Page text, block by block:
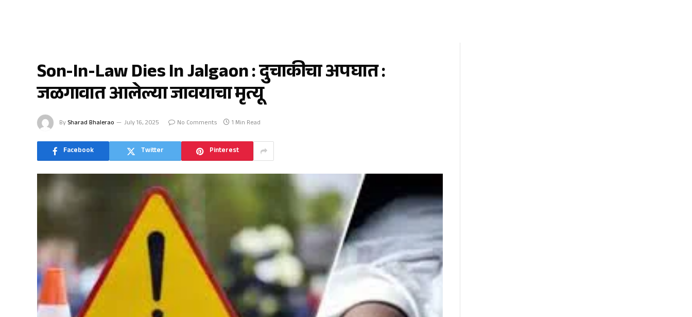
Son-In-Law Dies In Jalgaon : दुचाकीचा अपघात :
जळगावात आलेल्या जावयाचा मृत्यू
By Sharad Bhalerao July 16, 2025 No Comments 1 Min Read
Facebook Twitter Pinterest